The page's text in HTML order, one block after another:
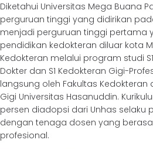
Diketahui Universitas Mega Buana
perguruan tinggi yang didirikan
menjadi perguruan tinggi pertama
pendidikan kedokteran diluar kota
Kedokteran melalui program studi
Dokter dan S1 Kedokteran Gigi-
langsung oleh Fakultas Kedokteran
Gigi Universitas Hasanuddin.
persen diadopsi dari Unhas selaku
dengan tenaga dosen yang
profesional.